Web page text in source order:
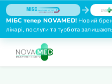
МІБС тепер NOVAMED!Новий
лікарі, послуги та турбота